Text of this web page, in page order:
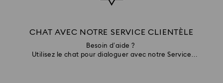
CHAT AVEC NOTRE SERVICE CLIENTÈLE
Besoin d’aide ?
Utilisez le chat pour dialoguer avec notre Service